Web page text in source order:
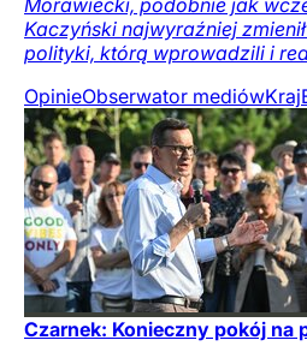
Morawiecki, podobnie jak
Kaczyński najwyraźniej
polityki, którą wprowadzili i
OpinieObserwator mediówKraj
Czarnek: Konieczny pokój na